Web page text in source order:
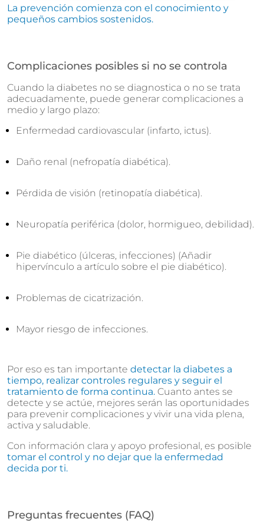
La prevención comienza con el conocimiento y
pequeños cambios sostenidos.
Complicaciones posibles si no se controla
Cuando la diabetes no se diagnostica o no se trata
adecuadamente, puede generar complicaciones a
medio y largo plazo:
Enfermedad cardiovascular (infarto, ictus).
Daño renal (nefropatía diabética).
Pérdida de visión (retinopatía diabética).
Neuropatía periférica (dolor, hormigueo, debilidad).
Pie diabético (úlceras, infecciones) (Añadir
hipervínculo a artículo sobre el pie diabético).
Problemas de cicatrización.
Mayor riesgo de infecciones.
Por eso es tan importante detectar la diabetes a
tiempo, realizar controles regulares y seguir el
tratamiento de forma continua. Cuanto antes se
detecte y se actúe, mejores serán las oportunidades
para prevenir complicaciones y vivir una vida plena,
activa y saludable.
Con información clara y apoyo profesional, es posible
tomar el control y no dejar que la enfermedad
decida por ti.
Preguntas frecuentes (FAQ)